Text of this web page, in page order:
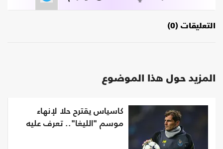
التعليقات (0)
المزيد حول هذا الموضوع
كاسياس يقترح حلا لإنهاء
موسم "الليغا".. تعرف عليه